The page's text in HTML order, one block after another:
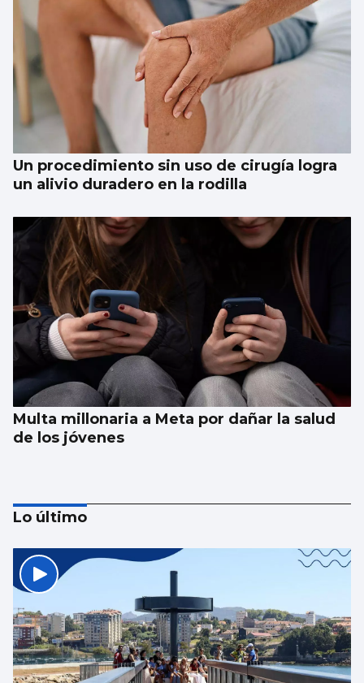
Un procedimiento sin uso de cirugía logra
un alivio duradero en la rodilla
Multa millonaria a Meta por dañar la salud
de los jóvenes
Galería | Álbum para celebrar el Día
Internacional del Gato
Lo último